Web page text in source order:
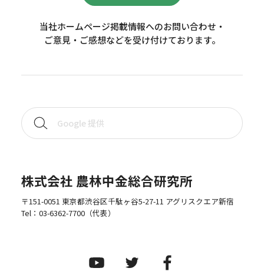
当社ホームページ掲載情報へのお問い合わせ・
ご意見・ご感想などを受け付けております。
株式会社 農林中金総合研究所
〒151-0051 東京都渋谷区千駄ヶ谷5-27-11 アグリスクエア新宿
Tel： 03-6362-7700（代表）